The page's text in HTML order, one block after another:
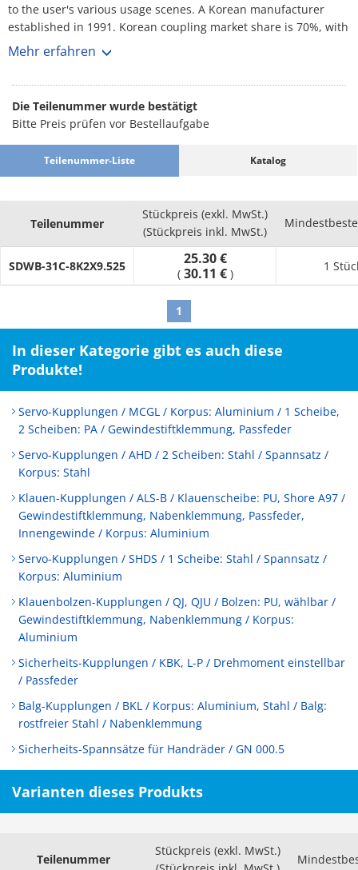
to the user's various usage scenes. A Korean manufacturer
established in 1991. Korean coupling market share is 70%, with
over 3,000 customers. No1 maker. Rich selection, and short
Mehr erfahren
Die Teilenummer wurde bestätigt
Bitte Preis prüfen vor Bestellaufgabe
Teilenummer-Liste Katalog
Teilenummer
Stückpreis (exkl. MwSt.)
(Stückpreis inkl. MwSt.)
SDWB-31C-8K2X9.525 25.30 €
( 30.11 € )
1
1
In dieser Kategorie gibt es auch diese
Produkte!
Servo-Kupplungen / MCGL / Korpus: Aluminium / 1 Scheibe,
2 Scheiben: PA / Gewindestiftklemmung, Passfeder
Servo-Kupplungen / AHD / 2 Scheiben: Stahl / Spannsatz /
Korpus: Stahl
Klauen-Kupplungen / ALS-B / Klauenscheibe: PU, Shore A97 /
Gewindestiftklemmung, Nabenklemmung, Passfeder,
Innengewinde / Korpus: Aluminium
Servo-Kupplungen / SHDS / 1 Scheibe: Stahl / Spannsatz /
Korpus: Aluminium
Klauenbolzen-Kupplungen / QJ, QJU / Bolzen: PU, wählbar /
Gewindestiftklemmung, Nabenklemmung / Korpus:
Aluminium
Sicherheits-Kupplungen / KBK, L-P / Drehmoment einstellbar
/ Passfeder
Balg-Kupplungen / BKL / Korpus: Aluminium, Stahl / Balg:
rostfreier Stahl / Nabenklemmung
Sicherheits-Spannsätze für Handräder / GN 000.5
Varianten dieses Produkts
Teilenummer
Stückpreis (exkl. MwSt.)